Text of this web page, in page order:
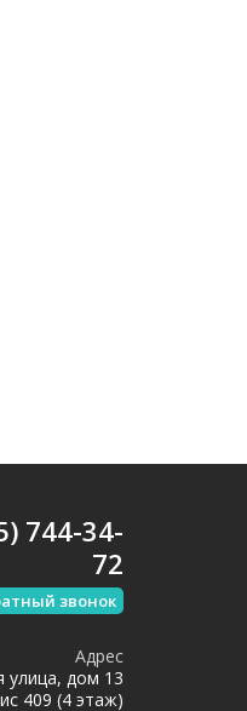
744-34-
72
звонок
Адрес
улица, дом 13
409 (4 этаж)